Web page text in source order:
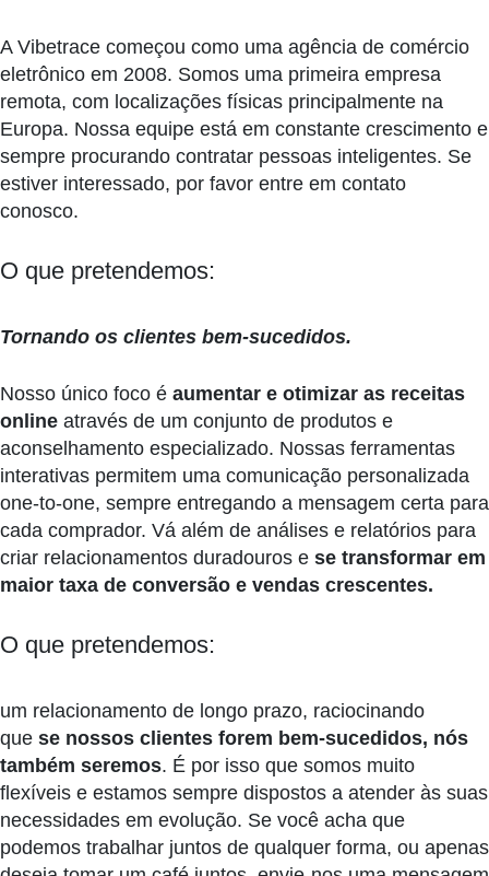
A Vibetrace começou como uma agência de comércio
eletrônico em 2008. Somos uma primeira empresa
remota, com localizações físicas principalmente na
Europa. Nossa equipe está em constante crescimento e
sempre procurando contratar pessoas inteligentes. Se
estiver interessado, por favor entre em contato
conosco.
O que pretendemos:
Tornando os clientes bem-sucedidos.
Nosso único foco é aumentar e otimizar as receitas
online através de um conjunto de produtos e
aconselhamento especializado. Nossas ferramentas
interativas permitem uma comunicação personalizada
one-to-one, sempre entregando a mensagem certa para
cada comprador. Vá além de análises e relatórios para
criar relacionamentos duradouros e se transformar em
maior taxa de conversão e vendas crescentes.
O que pretendemos:
um relacionamento de longo prazo, raciocinando
que se nossos clientes forem bem-sucedidos, nós
também seremos. É por isso que somos muito
flexíveis e estamos sempre dispostos a atender às suas
necessidades em evolução. Se você acha que
podemos trabalhar juntos de qualquer forma, ou apenas